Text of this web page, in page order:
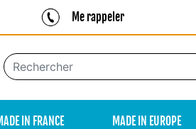
Me rappeler
IN FRANCE MADE IN EUROPE